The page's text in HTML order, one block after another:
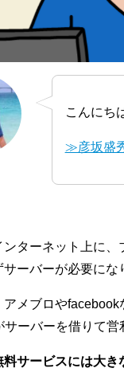
こんにち
≫彦坂盛
ンターネット上に
ーバーが必要にな
アメブロや
サーバーを借りて営
料サービスには大